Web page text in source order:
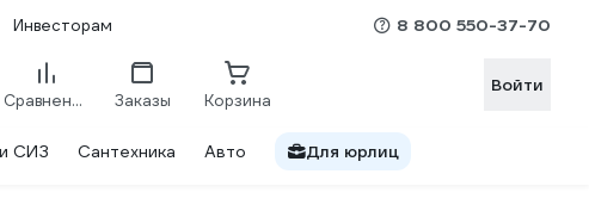
Инвесторам 8 800 550-37-70
Сравнение Заказы Корзина
Войти
СИЗ Сантехника Авто Для юрлиц